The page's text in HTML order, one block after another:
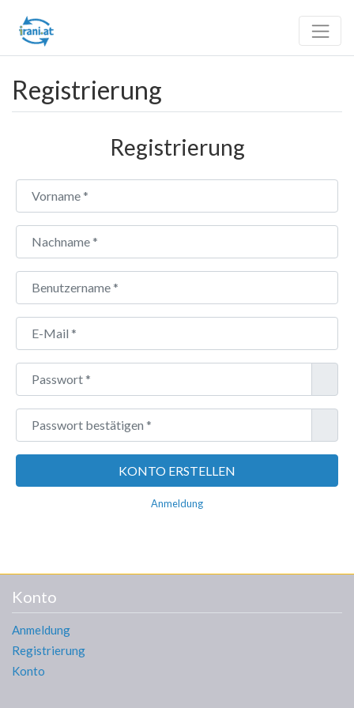
Registrierung
Registrierung
Vorname
Nachname
Benutzername
E-Mail *
Passwort
Passwort bestätigen
KONTO ERSTELLEN
Anmeldung
Konto
Anmeldung
Registrierung
Konto